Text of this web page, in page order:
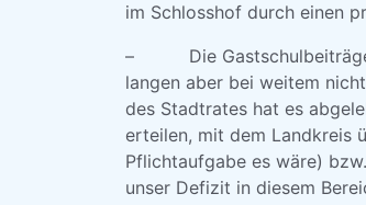
im Schlosshof durch einen
– Die Gastschulbeiträge
langen aber bei weitem
des Stadtrates hat es
erteilen, mit dem Landkreis
Pflichtaufgabe es wäre)
unser Defizit in diesem